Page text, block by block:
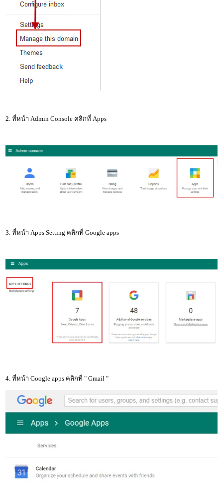
2.ที่หน้า Admin Console คลิกที่ Apps
3. ที่หน้า Apps Setting คลิกที่ Google apps
4. ที่หน้า Google apps คลิกที่ " Gmail "